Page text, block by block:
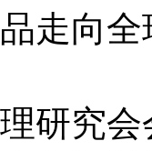
走向
研究